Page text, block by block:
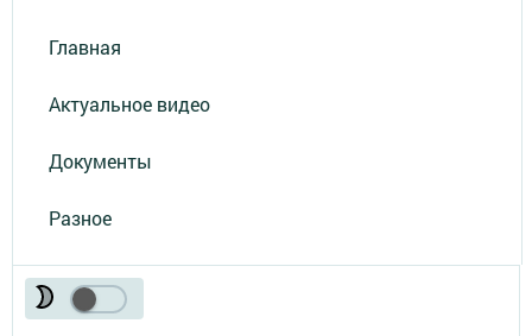
Главная
Актуальное видео
Документы
Разное